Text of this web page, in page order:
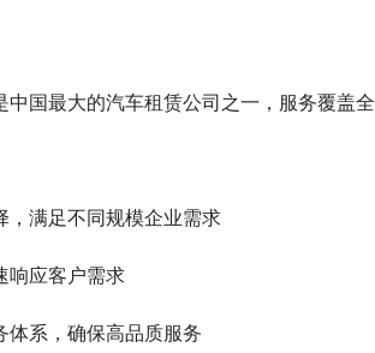
最大的汽车租赁公司之一，服务覆盖全
满足不同规模企业需求
应客户需求
系，确保高品质服务